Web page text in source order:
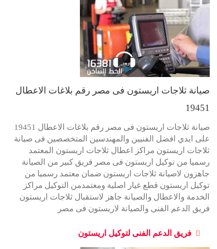
صيانة ثلاجات اريستون فى مصر رقم بلاغات الاعطال
19451
صيانة ثلاجات اريستون فى مصر رقم بلاغات الاعطال 19451
على ايدي افضل الفنيين والمهندسين المتخصصين فى صيانة
ثلاجات اريستون مراكز اعطال ثلاجات اريستون المعتمد
رسميا من توكيل اريستون فى مصر فريق كبير من الصيانة
جاهزون لاصيانة ثلاجات اريستون ضمان معتمد رسميا من
توكيل اريستون قطع غيار اصلية ومعتمدمن التوكيل مراكز
الخدمة والاعطال والصيانة جاهز لاستقبال ثلاجات اريستون
فريق الدعم الفنى والصيانة لاريستون فى مصر